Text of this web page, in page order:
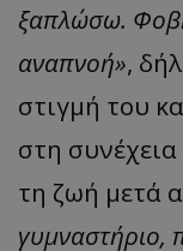
ξαπλώσω.
αναπνοή»,
στιγμή του
στη συνέχεια
τη ζωή μετά
γυμναστήριο,